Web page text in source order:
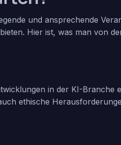
und ansprechende
Hier ist, was man von
in der KI-Branche
ethische